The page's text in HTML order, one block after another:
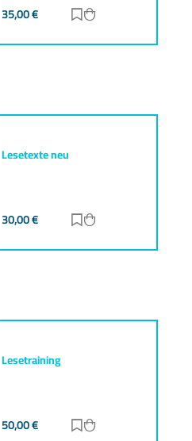
35,00€ Zur Merkliste
Lesetexte neu
30,00€ Zur Merkliste
Lesetraining
50,00€ Zur Merkliste